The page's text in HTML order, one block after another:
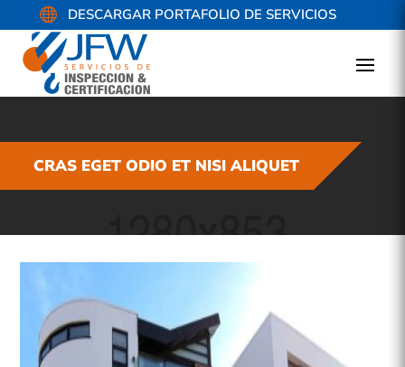
 DESCARGAR PORTAFOLIO DE SERVICIOS
CRAS EGET ODIO ET NISI ALIQUET